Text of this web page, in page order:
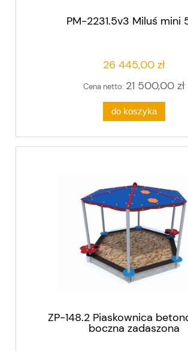
PM-2231.5v3 Miluś mini
26 445,00 zł
Cena netto: 21 500,00 zł
do koszyka
ZP-148.2 Piaskownica
boczna zadaszona